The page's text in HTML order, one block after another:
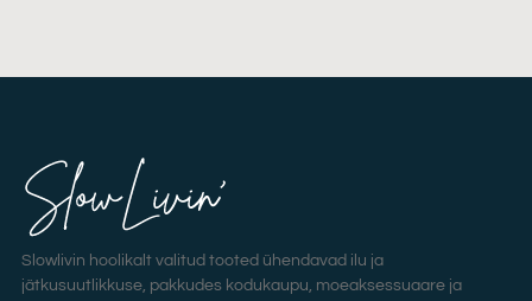
Slowlivin hoolikalt valitud tooted ühendavad ilu ja
jätkusuutlikkuse, pakkudes kodukaupu, moeaksessuaare ja